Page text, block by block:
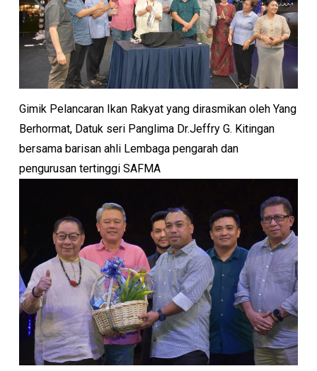
Gimik Pelancaran Ikan Rakyat yang dirasmikan oleh Yang
Berhormat, Datuk seri Panglima Dr.Jeffry G. Kitingan
bersama barisan ahli Lembaga pengarah dan
pengurusan tertinggi SAFMA